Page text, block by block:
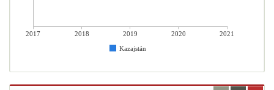
2017 2018 2019 2020
2021
Kazajstán